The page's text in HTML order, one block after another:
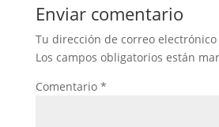
Enviar comentario
Tu dirección de correo
Los campos obligatorios están
Comentario *